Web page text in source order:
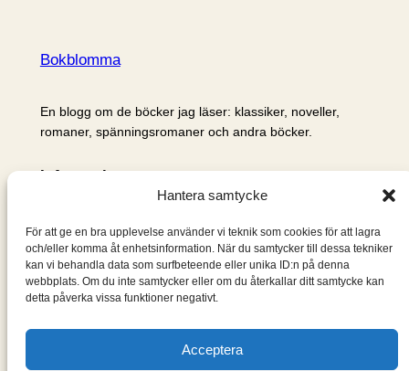
Hantera samtycke
För att ge en bra upplevelse använder vi teknik som cookies för att lagra
och/eller komma åt enhetsinformation. När du samtycker till dessa tekniker
kan vi behandla data som surfbeteende eller unika ID:n på denna
webbplats. Om du inte samtycker eller om du återkallar ditt samtycke kan
detta påverka vissa funktioner negativt.
Acceptera
Bokblomma
En blogg om de böcker jag läser: klassiker, noveller,
romaner, spänningsromaner och andra böcker.
Information
Om mig & om bloggen
S
ö
k